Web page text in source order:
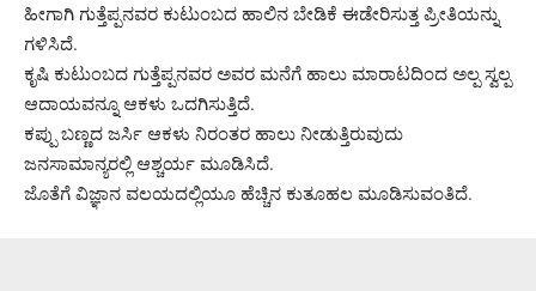
ಹೀಗಾಗಿ ಗುತ್ತೆಪ್ಪನವರ ಕುಟುಂಬದ ಹಾಲಿನ ಬೇಡಿಕೆ ಈಡೇರಿಸುತ್ತ ಪ್ರೀತಿಯನ್ನು
ಗಳಿಸಿದೆ.
ಕೃಷಿ ಕುಟುಂಬದ ಗುತ್ತೆಪ್ಪನವರ ಅವರ ಮನೆಗೆ ಹಾಲು ಮಾರಾಟದಿಂದ ಅಲ್ಪ ಸ್ವಲ್ಪ
ಆದಾಯವನ್ನೂ ಆಕಳು ಒದಗಿಸುತ್ತಿದೆ.
ಕಪ್ಪು ಬಣ್ಣದ ಜರ್ಸಿ ಆಕಳು ನಿರಂತರ ಹಾಲು ನೀಡುತ್ತಿರುವುದು
ಜನಸಾಮಾನ್ಯರಲ್ಲಿ ಆಶ್ಚರ್ಯ ಮೂಡಿಸಿದೆ.
ಜೊತೆಗೆ ವಿಜ್ಞಾನ ವಲಯದಲ್ಲಿಯೂ ಹೆಚ್ಚಿನ ಕುತೂಹಲ ಮೂಡಿಸುವಂತಿದೆ.